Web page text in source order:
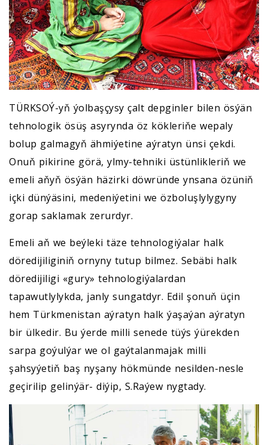
TÜRKSOÝ-yň ýolbaşçysy çalt depginler bilen ösýän
tehnologik ösüş asyrynda öz kökleriňe wepaly
bolup galmagyň ähmiýetine aýratyn ünsi çekdi.
Onuň pikirine görä, ylmy-tehniki üstünlikleriň we
emeli aňyň ösýän häzirki döwründe ynsana özüniň
içki dünýäsini, medeniýetini we özboluşlylygyny
gorap saklamak zerurdyr.
Emeli aň we beýleki täze tehnologiýalar halk
döredijiliginiň ornyny tutup bilmez. Sebäbi halk
döredijiligi «gury» tehnologiýalardan
tapawutlylykda, janly sungatdyr. Edil şonuň üçin
hem Türkmenistan aýratyn halk ýaşaýan aýratyn
bir ülkedir. Bu ýerde milli senede tüýs ýürekden
sarpa goýulýar we ol gaýtalanmajak milli
şahsyýetiň baş nyşany hökmünde nesilden-nesle
geçirilip gelinýär- diýip, S.Raýew nygtady.